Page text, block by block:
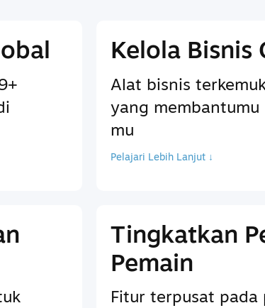
Kelola Bisnis
Alat bisnis
yang
mu
Pelajari Lebih Lanjut ↓
Tingkatkan
Pemain
Fitur terpusat pada